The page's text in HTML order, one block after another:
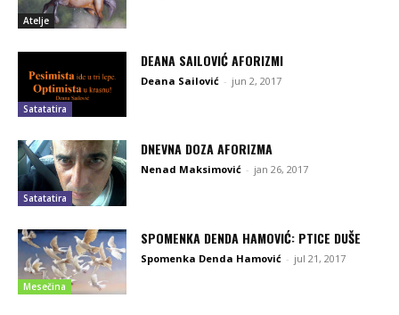
Atelje
Satatatira
DEANA SAILOVIĆ AFORIZMI
Deana Sailović - jun 2, 2017
Satatatira
DNEVNA DOZA AFORIZMA
Nenad Maksimović - jan 26, 2017
Mesečina
SPOMENKA DENDA HAMOVIĆ: PTICE DUŠE
Spomenka Denda Hamović - jul 21, 2017